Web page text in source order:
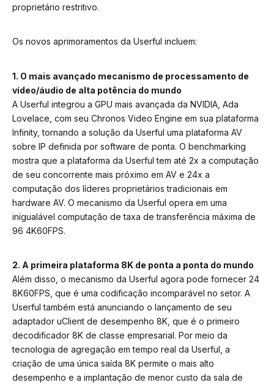
proprietário restritivo.
Os novos aprimoramentos da Userful incluem:
1. O mais avançado mecanismo de processamento de
vídeo/áudio de alta potência do mundo
A Userful integrou a GPU mais avançada da NVIDIA, Ada
Lovelace, com seu Chronos Video Engine em sua plataforma
Infinity, tornando a solução da Userful uma plataforma AV
sobre IP definida por software de ponta. O benchmarking
mostra que a plataforma da Userful tem até 2x a computação
de seu concorrente mais próximo em AV e 24x a
computação dos líderes proprietários tradicionais em
hardware AV. O mecanismo da Userful opera em uma
inigualável computação de taxa de transferência máxima de
96 4K60FPS.
2. A primeira plataforma 8K de ponta a ponta do mundo
Além disso, o mecanismo da Userful agora pode fornecer 24
8K60FPS, que é uma codificação incomparável no setor. A
Userful também está anunciando o lançamento de seu
adaptador uClient de desempenho 8K, que é o primeiro
decodificador 8K de classe empresarial. Por meio da
tecnologia de agregação em tempo real da Userful, a
criação de uma única saída 8K permite o mais alto
desempenho e a implantação de menor custo da sala de